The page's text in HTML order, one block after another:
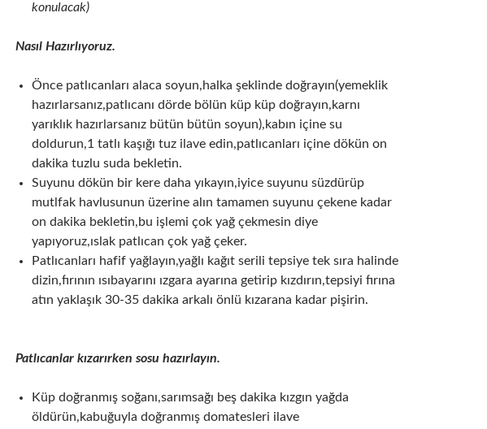
konulacak)
Nasıl Hazırlıyoruz.
Önce patlıcanları alaca soyun,halka şeklinde doğrayın(yemeklik
hazırlarsanız,patlıcanı dörde bölün küp küp doğrayın,karnı
yarıklık hazırlarsanız bütün bütün soyun),kabın içine su
doldurun,1 tatlı kaşığı tuz ilave edin,patlıcanları içine dökün on
dakika tuzlu suda bekletin.
Suyunu dökün bir kere daha yıkayın,iyice suyunu süzdürüp
mutlfak havlusunun üzerine alın tamamen suyunu çekene kadar
on dakika bekletin,bu işlemi çok yağ çekmesin diye
yapıyoruz,ıslak patlıcan çok yağ çeker.
Patlıcanları hafif yağlayın,yağlı kağıt serili tepsiye tek sıra halinde
dizin,fırının ısıbayarını ızgara ayarına getirip kızdırın,tepsiyi fırına
atın yaklaşık 30-35 dakika arkalı önlü kızarana kadar pişirin.
Patlıcanlar kızarırken sosu hazırlayın.
Küp doğranmış soğanı,sarımsağı beş dakika kızgın yağda
öldürün,kabuğuyla doğranmış domatesleri ilave